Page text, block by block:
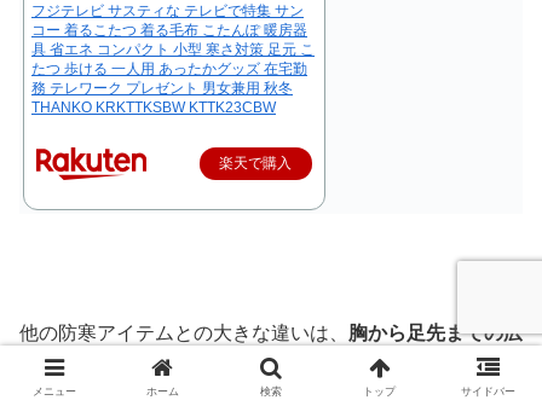
フジテレビ サスティな テレビで特集 サン
コー 着るこたつ 着る毛布 こたんぽ 暖房器
具 省エネ コンパクト 小型 寒さ対策 足元 こ
たつ 歩ける 一人用 あったかグッズ 在宅勤
務 テレワーク プレゼント 男女兼用 秋冬
THANKO KRKTTKSBW KTTK23CBW
楽天で購入
他の防寒アイテムとの大きな違いは、 胸から足先までの広
範囲にヒーターが内蔵されている
点です。
メニュー ホーム 検索 トップ サイドバー